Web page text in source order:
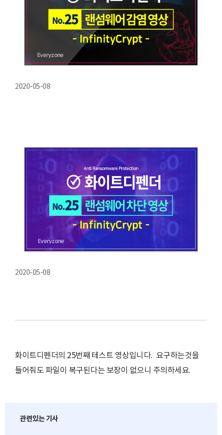
2020-05-08
2020-05-08
화이트디펜더의 25번째 테스트 영상입니다. 요구하는것을
들어줘도 파일이 복구된다는 보장이 없으니 주의하세요.
관련있는 기사